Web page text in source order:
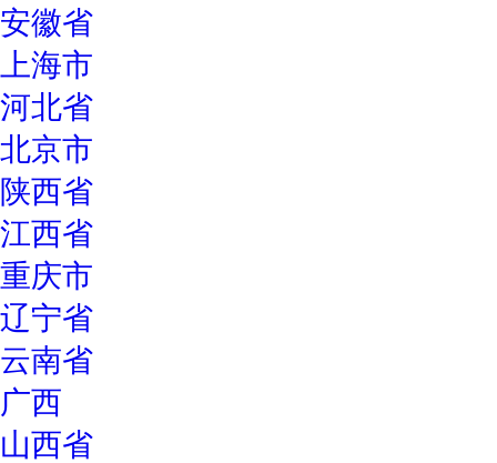
安徽省
上海市
河北省
北京市
陕西省
江西省
重庆市
辽宁省
云南省
广西
山西省